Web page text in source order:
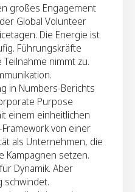
großes Engagement
Global Volunteer
Die Energie ist
Führungskräfte
nimmt zu.
in Numbers-Berichts
Purpose
einem einheitlichen
von einer
als Unternehmen, die
Kampagnen setzen.
Dynamik. Aber
schwindet.